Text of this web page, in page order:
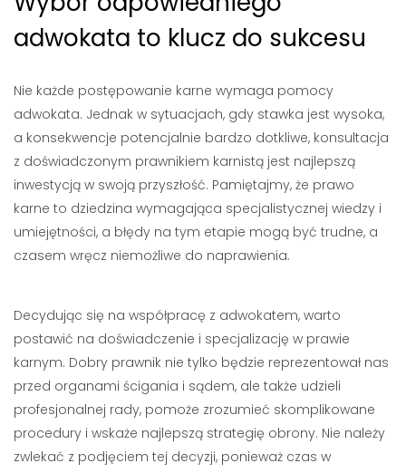
adwokata to klucz do sukcesu
Nie każde postępowanie karne wymaga pomocy
adwokata. Jednak w sytuacjach, gdy stawka jest wysoka,
a konsekwencje potencjalnie bardzo dotkliwe, konsultacja
z doświadczonym prawnikiem karnistą jest najlepszą
inwestycją w swoją przyszłość. Pamiętajmy, że prawo
karne to dziedzina wymagająca specjalistycznej wiedzy i
umiejętności, a błędy na tym etapie mogą być trudne, a
czasem wręcz niemożliwe do naprawienia.
Decydując się na współpracę z adwokatem, warto
postawić na doświadczenie i specjalizację w prawie
karnym. Dobry prawnik nie tylko będzie reprezentował nas
przed organami ścigania i sądem, ale także udzieli
profesjonalnej rady, pomoże zrozumieć skomplikowane
procedury i wskaże najlepszą strategię obrony. Nie należy
zwlekać z podjęciem tej decyzji, ponieważ czas w